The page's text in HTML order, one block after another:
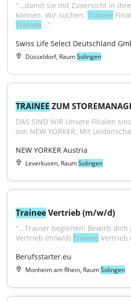
"...damit sie mit Zuversicht in
können. Wir suchen: Trainee
Trainee..."
Swiss Life Select Deutschland
Düsseldorf, RaumSolingen
TRAINEE ZUM
DAS SIND WIR Unsere Filialen
von NEW YORKER. Mit
NEW YORKER Austria
Leverkusen, RaumSolingen
Trainee Vertrieb (m/w/d)
"...Trainer begleiten! Bewirb dich
Vertrieb (m/w/d) Trainee Vertrieb
Berufsstarter.eu
Monheim am Rhein, RaumSolingen